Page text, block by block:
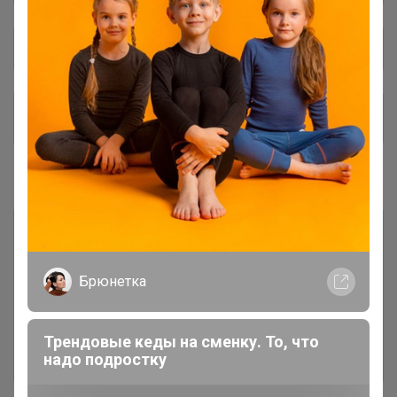
Общий каталог
Чат в Telegram 💌
#1 ГОТОВИМСЯ к ПОСАДКАМ
2 рассадные ёмкости 137
3 фитосвет
Брюнетка
Трендовые кеды на сменку. То, что
надо подростку